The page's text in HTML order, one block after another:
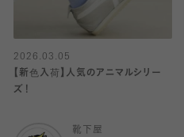
2026.03.05
【新色入荷】人気のアニマルシリー
ズ！
靴下屋